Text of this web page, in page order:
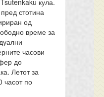
кула.
стотина
од
време за
часови
до
Летот за
часот по